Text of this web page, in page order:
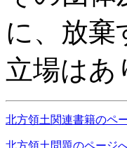
に、放棄
立場はあ
北方領土関連書籍のペ
北方領土問題のページ